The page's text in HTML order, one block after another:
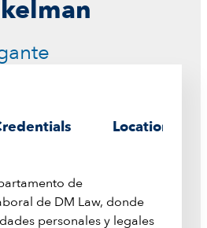
Location
de
de DM Law, donde
personales y legales